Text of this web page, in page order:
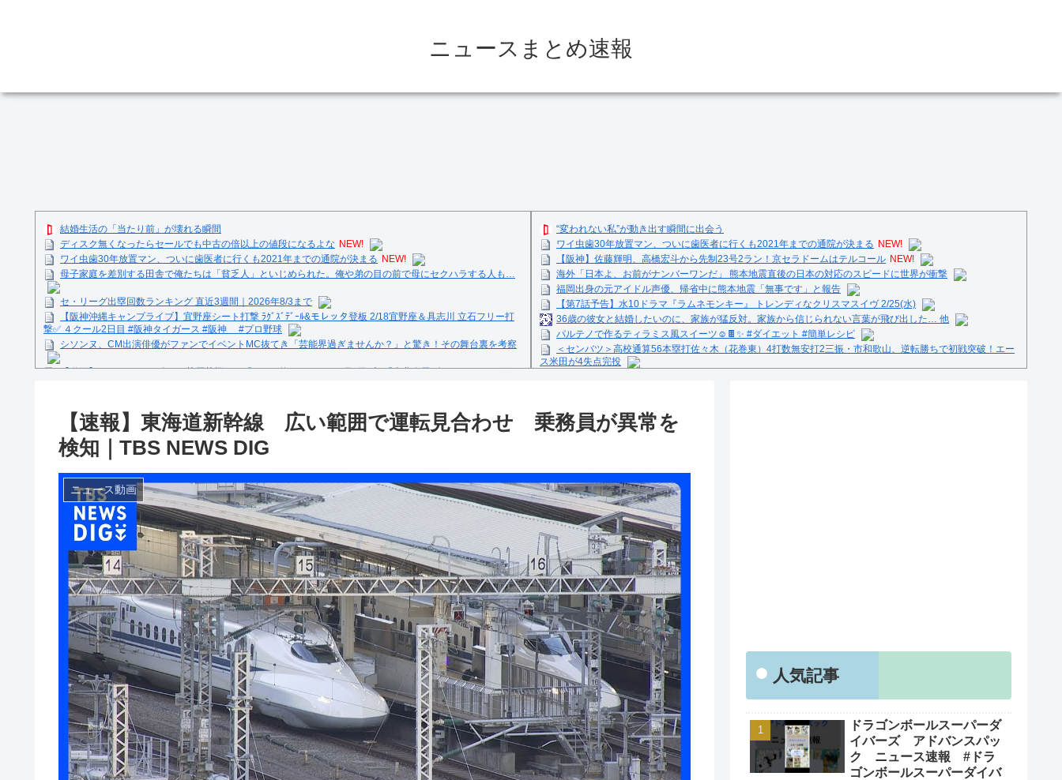
ニュースまとめ速報
結婚生活の「当たり前」が壊れる瞬間
ディスク無くなったらセールでも中古の倍以上の値段になるよな NEW!
ワイ虫歯30年放置マン、ついに歯医者に行くも2021年までの通院が決まる NEW!
母子家庭を差別する田舎で俺たちは「貧乏人」といじめられた。俺や弟の目の前で母にセクハラする人も…
セ・リーグ出塁回数ランキング 直近3週間｜2026年8/3まで
【阪神沖縄キャンプライブ】宜野座シート打撃 ﾗｸﾞｽﾞﾃﾞｰﾙ&モレッタ登板 2/18宜野座＆具志川 立石フリー打
撃✅ ４クール2日目 #阪神タイガース #阪神 #プロ野球
シソンヌ、CM出演俳優がファンでイベントMC抜てき「芸能界過ぎませんか？」と驚き！その舞台裏を考察
【動画】セレモニアルピッチ 菅原茉椰さん「とても悔しいです」7月1日(火)「東北楽天ゴールデンイーグル
【文春砲】松山千春のあの曲が……参院選自民候補の応援で公選法違反の疑い
Powered by livedoor 相互RSS
“変われない私”が動き出す瞬間に出会う
ワイ虫歯30年放置マン、ついに歯医者に行くも2021年までの通院が決まる NEW!
【阪神】佐藤輝明、高橋宏斗から先制23号2ラン！京セラドームはテルコール NEW!
海外「日本よ、お前がナンバーワンだ」 熊本地震直後の日本の対応のスピードに世界が衝撃
福岡出身の元アイドル声優、帰省中に熊本地震「無事です」と報告
【第7話予告】水10ドラマ『ラムネモンキー』 トレンディなクリスマスイヴ 2/25(水)
36歳の彼女と結婚したいのに、家族が猛反対。家族から信じられない言葉が飛び出した… 他
パルテノで作るティラミス風スイーツ☺️🍫✨ #ダイエット #簡単レシピ
＜センバツ＞高校通算56本塁打佐々木（花巻東）4打数無安打2三振・市和歌山、逆転勝ちで初戦突破！エー
ス米田が4失点完投
【速報】東海道新幹線 広い範囲で運転見合わせ 乗務員が異常を
検知｜TBS NEWS DIG
ニュース動画
人気記事
ドラゴンボールスーパーダ
イバーズ アドバンスパッ
ク ニュース速報 #ドラ
ゴンボールスーパーダイバ